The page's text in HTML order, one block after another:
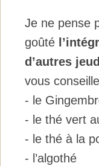
Je ne pense
goûté
d’autres
vous
- le
- le thé vert
- le thé à la
- l’algothé